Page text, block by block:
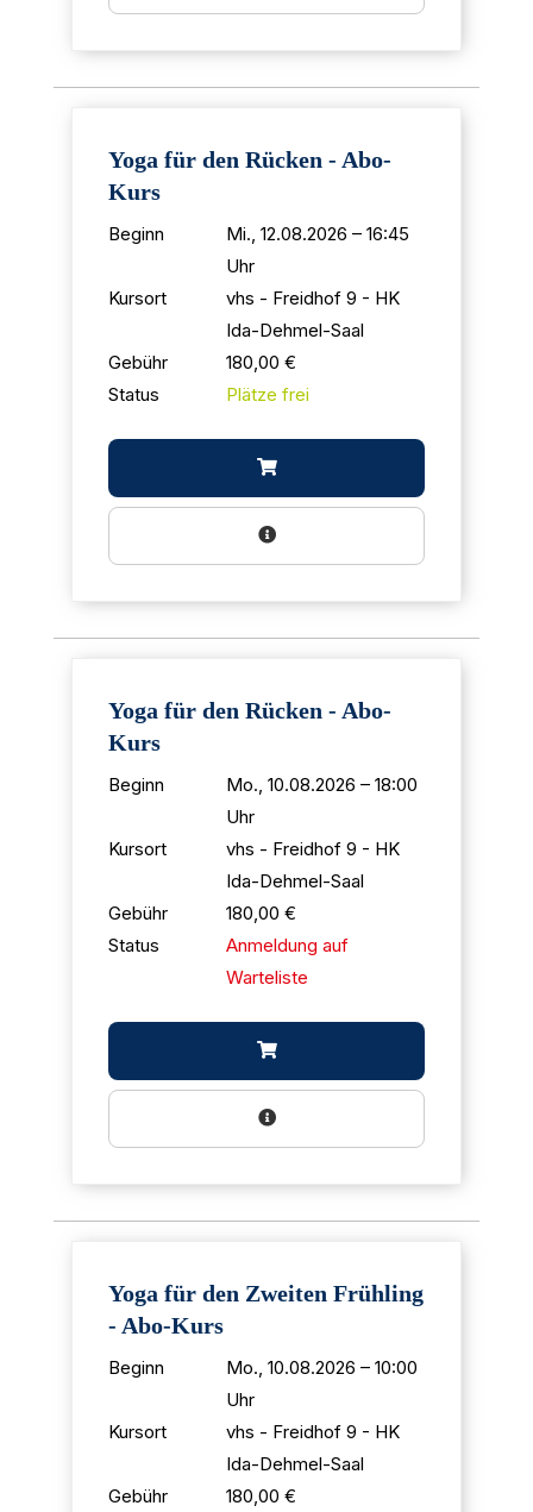
Yoga für den Rücken - Abo-
Kurs
Beginn
Mi., 12.08.2026 – 16:45
Uhr
Kursort
vhs - Freidhof 9 - HK
Ida-Dehmel-Saal
Gebühr
180,00 €
Status
Plätze frei
Yoga für den Rücken - Abo-
Kurs
Beginn
Mo., 10.08.2026 – 18:00
Uhr
Kursort
vhs - Freidhof 9 - HK
Ida-Dehmel-Saal
Gebühr
180,00 €
Status
Anmeldung auf
Warteliste
Yoga für den Zweiten Frühling
- Abo-Kurs
Beginn
Mo., 10.08.2026 – 10:00
Uhr
Kursort
vhs - Freidhof 9 - HK
Ida-Dehmel-Saal
Gebühr
180,00 €